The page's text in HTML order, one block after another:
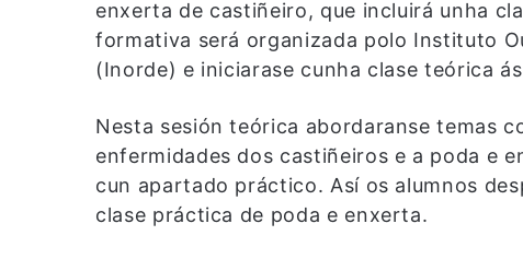
enxerta de castiñeiro, que incluirá unha
formativa será organizada polo Instituto
(Inorde) e iniciarase cunha clase teórica
Nesta sesión teórica abordaranse temas
enfermidades dos castiñeiros e a poda e
cun apartado práctico. Así os alumnos
clase práctica de poda e enxerta.